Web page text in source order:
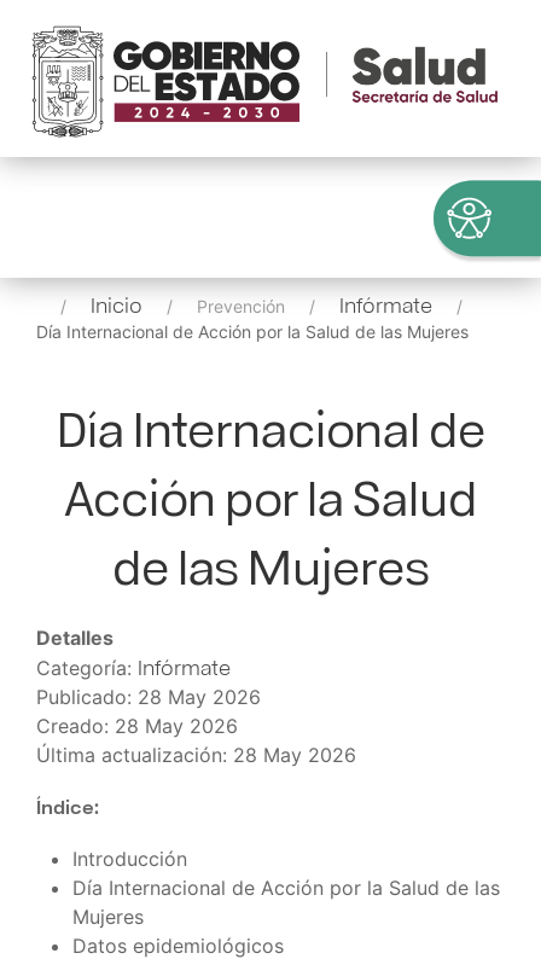
Inicio Prevención Infórmate
Día Internacional de Acción por la Salud de las Mujeres
Día Internacional de
Acción por la Salud
de las Mujeres
Detalles
Categoría: Infórmate
Publicado: 28 May 2026
Creado: 28 May 2026
Última actualización: 28 May 2026
Índice:
Introducción
Día Internacional de Acción por la Salud de las
Mujeres
Datos epidemiológicos